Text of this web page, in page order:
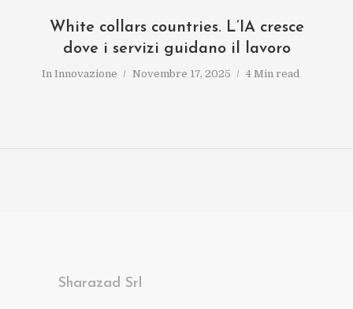
White collars countries. L’IA cresce
dove i servizi guidano il lavoro
In Innovazione Novembre 17, 2025 4 Min read
Sharazad Srl